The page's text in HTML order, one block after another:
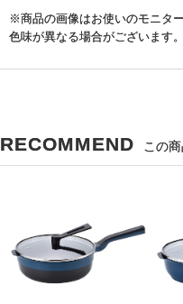
※商品の画像はお使いのモニタ
色味が異なる場合がございます。
RECOMMEND この